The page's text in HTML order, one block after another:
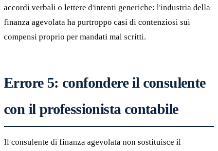
accordi verbali o lettere d'intenti generiche: l'industria della
finanza agevolata ha purtroppo casi di contenziosi sui
compensi proprio per mandati mal scritti.
Errore 5: confondere il consulente
con il professionista contabile
Il consulente di finanza agevolata non sostituisce il